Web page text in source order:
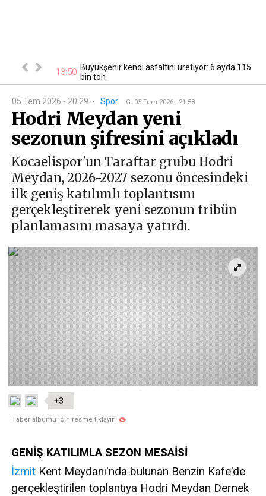
keyfi 13:50 Büyükşehir kendi asfaltını üretiyor: 6 ayda 115
bin ton
05 Tem 2026 - 20:29 - Spor G: 05 Tem 2026 - 21:58
Hodri Meydan yeni
sezonun şifresini açıkladı
Kocaelispor'un Taraftar grubu Hodri
Meydan, 2026-2027 sezonu öncesindeki
ilk geniş katılımlı toplantısını
gerçekleştirerek yeni sezonun tribün
planlamasını masaya yatırdı.
+3
Haber albümü için resme tıklayın
GENİŞ KATILIMLA SEZON MESAİSİ
İzmit Kent Meydanı'nda bulunan Benzin Kafe'de
gerçekleştirilen toplantıya Hodri Meydan Dernek